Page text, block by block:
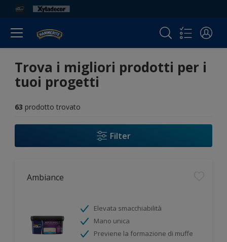
Trova i migliori prodotti per i
tuoi progetti
63 prodotto trovato
Filter
Ambiance
Elevata smacchiabilità
Mano unica
Previene la formazione di muffe